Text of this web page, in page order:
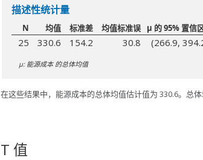
描述性统计量
N 均值 标准差 均值标准误 μ 的 95% 置信
25 330.6 154.2 30.8 (266.9,
μ: 能源成本 的总体均值
在这些结果中，能源成本的总体均值估计值为 330.6。总
T 值